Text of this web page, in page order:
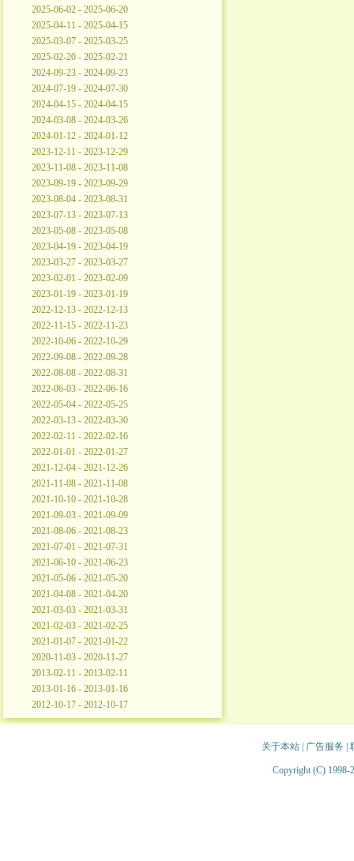
2025-06-02 - 2025-06-20
2025-04-11 - 2025-04-15
2025-03-07 - 2025-03-25
2025-02-20 - 2025-02-21
2024-09-23 - 2024-09-23
2024-07-19 - 2024-07-30
2024-04-15 - 2024-04-15
2024-03-08 - 2024-03-26
2024-01-12 - 2024-01-12
2023-12-11 - 2023-12-29
2023-11-08 - 2023-11-08
2023-09-19 - 2023-09-29
2023-08-04 - 2023-08-31
2023-07-13 - 2023-07-13
2023-05-08 - 2023-05-08
2023-04-19 - 2023-04-19
2023-03-27 - 2023-03-27
2023-02-01 - 2023-02-09
2023-01-19 - 2023-01-19
2022-12-13 - 2022-12-13
2022-11-15 - 2022-11-23
2022-10-06 - 2022-10-29
2022-09-08 - 2022-09-28
2022-08-08 - 2022-08-31
2022-06-03 - 2022-06-16
2022-05-04 - 2022-05-25
2022-03-13 - 2022-03-30
2022-02-11 - 2022-02-16
2022-01-01 - 2022-01-27
2021-12-04 - 2021-12-26
2021-11-08 - 2021-11-08
2021-10-10 - 2021-10-28
2021-09-03 - 2021-09-09
2021-08-06 - 2021-08-23
2021-07-01 - 2021-07-31
2021-06-10 - 2021-06-23
2021-05-06 - 2021-05-20
2021-04-08 - 2021-04-20
2021-03-03 - 2021-03-31
2021-02-03 - 2021-02-25
2021-01-07 - 2021-01-22
2020-11-03 - 2020-11-27
2013-02-11 - 2013-02-11
2013-01-16 - 2013-01-16
2012-10-17 - 2012-10-17
关于本站| 广告服务
Copyright (C) 1998-